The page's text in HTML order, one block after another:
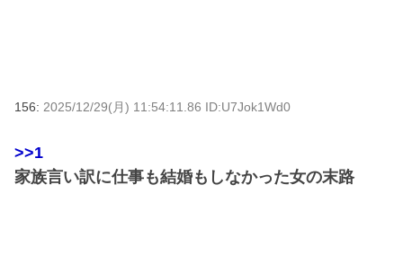
156: 2025/12/29(月) 11:54:11.86 ID:U7Jok1Wd0
>>1
家族言い訳に仕事も結婚もしなかった女の末路